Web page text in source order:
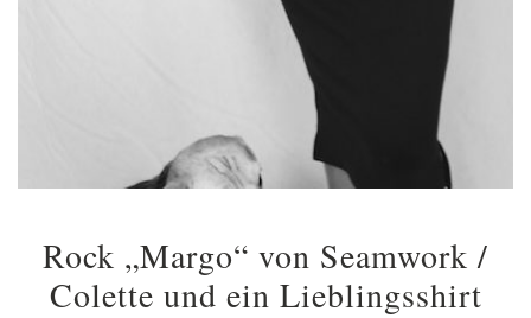
Rock „Margo“ von Seamwork /
Colette und ein Lieblingsshirt